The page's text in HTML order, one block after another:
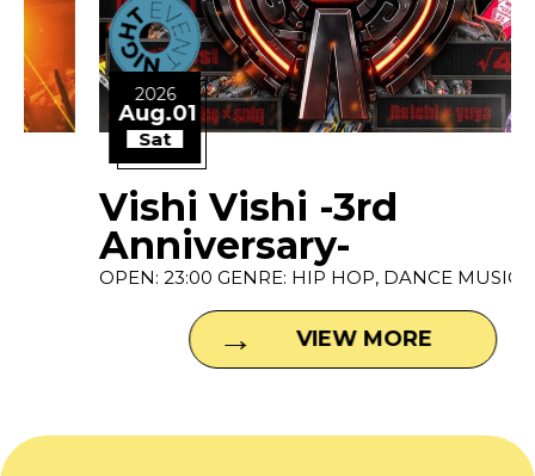
2026
Aug.01
Sat
Vishi Vishi -3rd
Anniversary-
OPEN: 23:00 GENRE: HIP HOP, DANCE MUSIC P...
VIEW MORE